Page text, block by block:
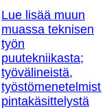
Lue lisää muun
muassa teknisen
työn
puutekniikasta;
työvälineistä,
pintakäsittelystä